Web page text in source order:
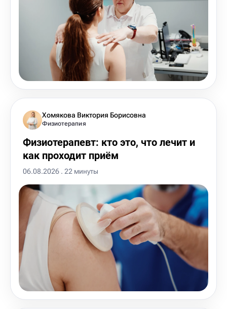
Хомякова Виктория Борисовна
Физиотерапия
Физиотерапевт: кто это, что лечит и
как проходит приём
06.08.2026 . 22 минуты